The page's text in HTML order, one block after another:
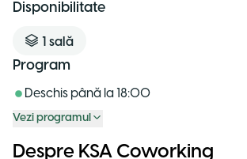
Disponibilitate
1 sală
Program
Deschis până la 18:00
Vezi programul
Despre KSA Coworking